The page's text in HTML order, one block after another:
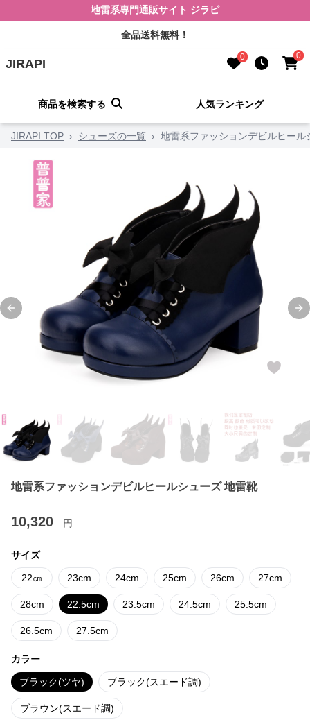
地雷系専門通販サイト ジラピ
全品送料無料！
JIRAPI 0 0
商品を検索する 人気ランキング
JIRAPI TOP › シューズの一覧 › 地雷系ファッションデビルヒール
Previous slide
地雷系ファッションデビルヒールシューズ 地雷靴
10,320 円
サイズ
22㎝ 23cm 24cm 25cm 26cm 27cm
28cm 22.5cm 23.5cm 24.5cm 25.5cm
26.5cm 27.5cm
カラー
ブラック(ツヤ) ブラック(スエード調)
ブラウン(スエード調)